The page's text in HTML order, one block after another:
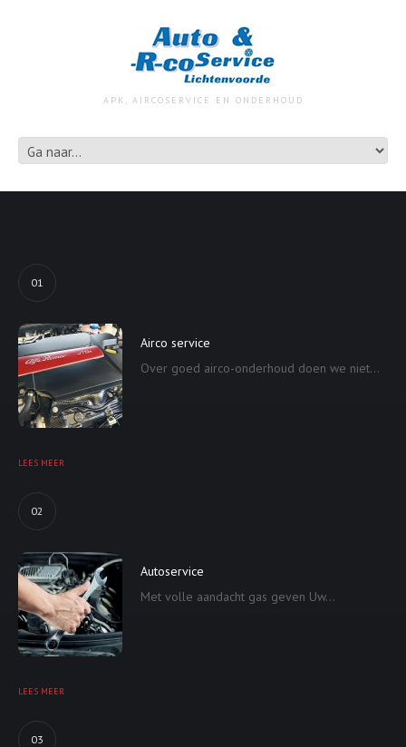
APK, AIRCOSERVICE EN ONDERHOUD
01
Airco service
Over goed airco-onderhoud doen we niet...
LEES MEER
02
Autoservice
Met volle aandacht gas geven Uw...
LEES MEER
03